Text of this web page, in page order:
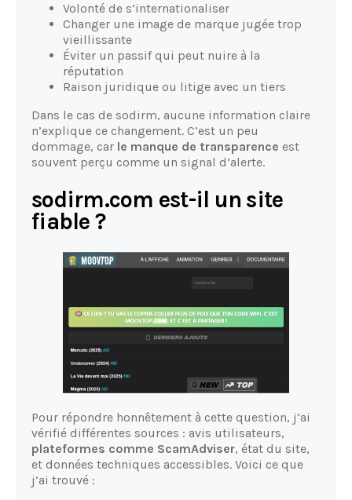
Volonté de s’internationaliser
Changer une image de marque jugée trop
vieillissante
Éviter un passif qui peut nuire à la
réputation
Raison juridique ou litige avec un tiers
Dans le cas de sodirm, aucune information claire
n’explique ce changement. C’est un peu
dommage, car le manque de transparence est
souvent perçu comme un signal d’alerte.
sodirm.com est-il un site
fiable ?
Pour répondre honnêtement à cette question, j’ai
vérifié différentes sources : avis utilisateurs,
plateformes comme ScamAdviser, état du site,
et données techniques accessibles. Voici ce que
j’ai trouvé :